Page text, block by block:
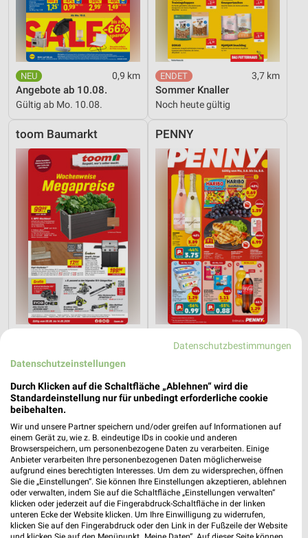
0,9 km
Angebote ab 10.08.
Gültig ab Mo. 10.08.
3,7 km
Sommer Knaller
Noch heute gültig
toom Baumarkt
Gültig bis Fr. 14.08.
PENNY
Angebote ab 03.08.
Zurbrüggen XXXLutz
Datenschutzbestimmungen
Datenschutzeinstellungen
Durch Klicken auf die Schaltfläche „Ablehnen“ wird die
Standardeinstellung nur für unbedingt erforderliche cookie
beibehalten.
Wir und unsere Partner speichern und/oder greifen auf Informationen auf
einem Gerät zu, wie z. B. eindeutige IDs in cookie und anderen
Browserspeichern, um personenbezogene Daten zu verarbeiten. Einige
Anbieter verarbeiten Ihre personenbezogenen Daten möglicherweise
aufgrund eines berechtigten Interesses. Um dem zu widersprechen, öffnen
Sie die „Einstellungen“. Sie können Ihre Einstellungen akzeptieren, ablehnen
oder verwalten, indem Sie auf die Schaltfläche „Einstellungen verwalten“
klicken oder jederzeit auf die Fingerabdruck-Schaltfläche in der linken
unteren Ecke der Website klicken. Um Ihre Einwilligung zu widerrufen,
klicken Sie auf den Fingerabdruck oder den Link in der Fußzeile der Website